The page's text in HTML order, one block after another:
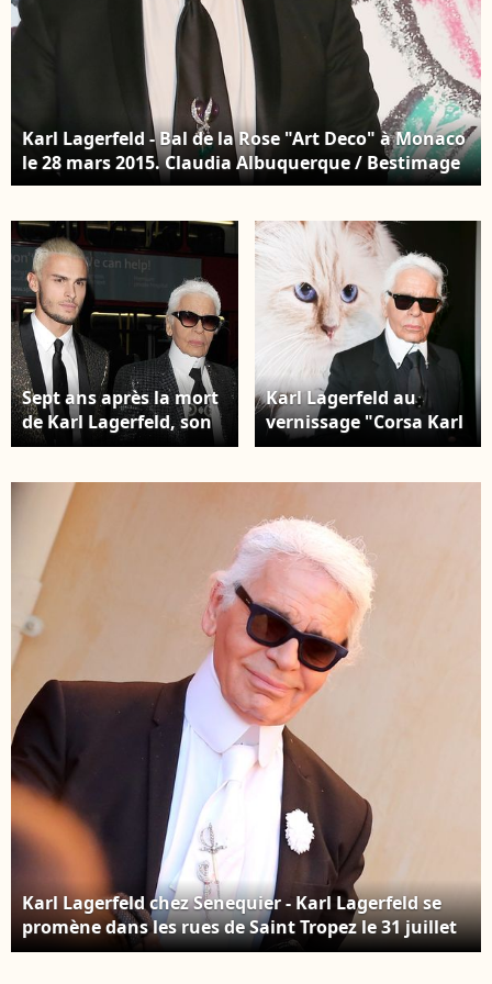
Karl Lagerfeld - Bal de la Rose "Art Deco" à Monaco
le 28 mars 2015. Claudia Albuquerque / Bestimage
Sept ans après la mort
de Karl Lagerfeld, son
héritage reste fragilisé
judiciaires et fiscales.
Karl Lagerfeld et
Baptiste Giabiconi
(blond platine) -
Arrivée des people au
vernissage de
l'exposition
"Mademoiselle Privé" à
la Galerie Saatchi à
Londres. © Agence /
Karl Lagerfeld au
vernissage "Corsa Karl
et Choupette" à Berlin
Karl Lagerfeld chez Senequier - Karl Lagerfeld se
promène dans les rues de Saint Tropez le 31 juillet
2013. Photo par JACOVIDES-MOREAU / BESTIMAGE